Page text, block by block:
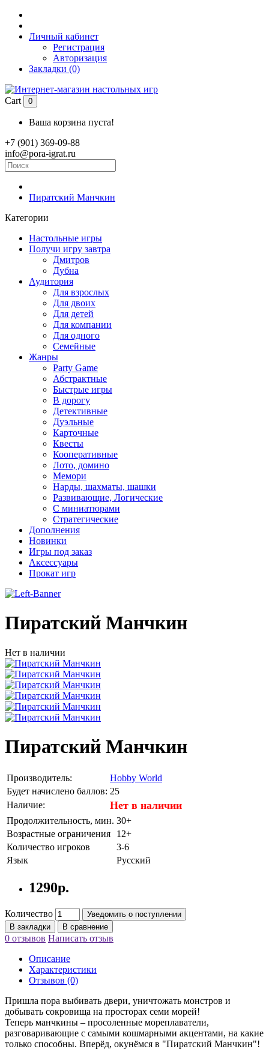
Личный кабинет
Регистрация
Авторизация
Закладки (0)
Cart 0
Ваша корзина пуста!
+7 (901) 369-09-88
info@pora-igrat.ru
Пиратский Манчкин
Категории
Настольные игры
Получи игру завтра
Дмитров
Дубна
Аудитория
Для взрослых
Для двоих
Для детей
Для компании
Для одного
Семейные
Жанры
Party Game
Абстрактные
Быстрые игры
В дорогу
Детективные
Дуэльные
Карточные
Квесты
Кооперативные
Лото, домино
Мемори
Нарды, шахматы, шашки
Развивающие, Логические
С миниатюрами
Стратегические
Дополнения
Новинки
Игры под заказ
Аксессуары
Прокат игр
Пиратский Манчкин
Нет в наличии
Пиратский Манчкин
Производитель:
Hobby World
Будет начислено баллов: 25
Наличие:
Нет в наличии
Продолжительность, мин. 30+
Возрастные ограничения
12+
Количество игроков
3-6
Язык
Русский
1290р.
Количество
Уведомить о поступлении
В закладки
В сравнение
0 отзывов Написать отзыв
Описание
Характеристики
Отзывов (0)
Пришла пора выбивать двери, уничтожать монстров и
добывать сокровища на просторах семи морей!
Теперь манчкины – просоленные мореплаватели,
разговаривающие с самыми кошмарными акцентами, на какие
только способны. Вперёд, окунёмся в "Пиратский Манчкин"!